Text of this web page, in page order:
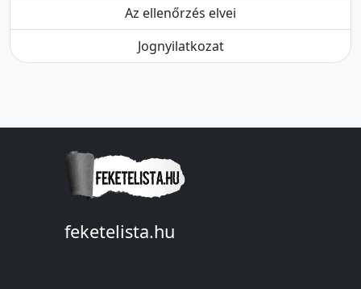
Az ellenőrzés elvei
Jognyilatkozat
feketelista.hu